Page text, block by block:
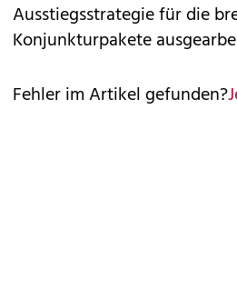
Ausstiegsstrategie für die
Konjunkturpakete
Fehler im Artikel gefunden?